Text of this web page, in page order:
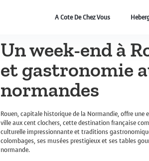
A Cote De Chez Vous
Un week-end à
et gastronomie
normandes
Rouen, capitale historique de la Normandie, offre une
ville aux cent clochers, cette destination française
culturelle impressionnante et traditions
colombages, ses musées prestigieux et ses tables
normande.